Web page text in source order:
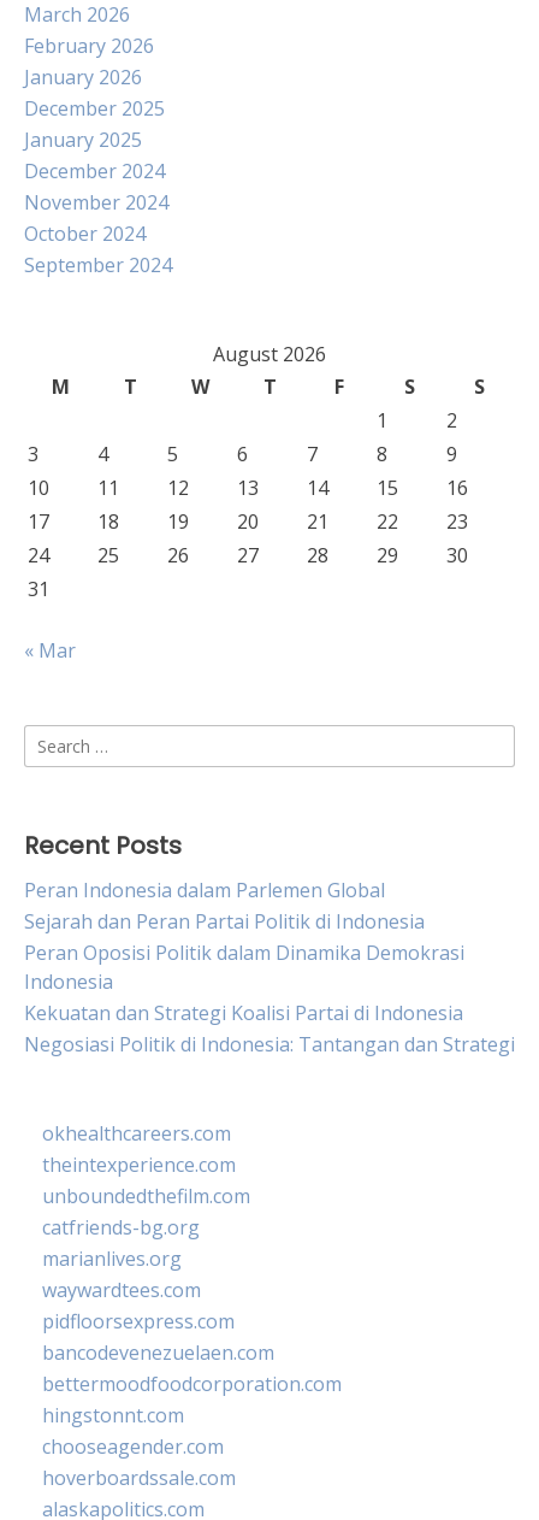
March 2026
February 2026
January 2026
December 2025
January 2025
December 2024
November 2024
October 2024
September 2024
August 2026
M
T W T F S
S
1
2
3
4 5 6 7 8
9
10
11 12 13 14 15
16
17
18 19 20 21 22
23
24
25 26 27 28 29
30
31
« Mar
Search
for:
Recent Posts
Peran Indonesia dalam Parlemen Global
Sejarah dan Peran Partai Politik di Indonesia
Peran Oposisi Politik dalam Dinamika Demokrasi
Indonesia
Kekuatan dan Strategi Koalisi Partai di Indonesia
Negosiasi Politik di Indonesia: Tantangan dan Strategi
okhealthcareers.com
theintexperience.com
unboundedthefilm.com
catfriends-bg.org
marianlives.org
waywardtees.com
pidfloorsexpress.com
bancodevenezuelaen.com
bettermoodfoodcorporation.com
hingstonnt.com
chooseagender.com
hoverboardssale.com
alaskapolitics.com